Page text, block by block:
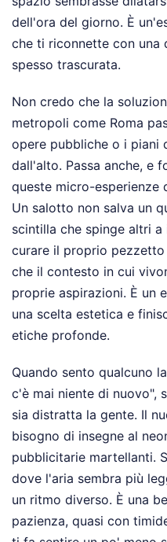
dell'ora del giorno. È
che ti riconnette con una
spesso trascurata.
Non credo che la
metropoli come Roma
opere pubbliche o i piani
dall'alto. Passa anche, e
queste micro-esperienze
Un salotto non salva un
scintilla che spinge altri
curare il proprio
che il contesto in cui
proprie aspirazioni. È un
una scelta estetica e
etiche profonde.
Quando sento qualcuno
c'è mai niente di nuovo",
sia distratta la gente. Il
bisogno di insegne al
pubblicitarie martellanti.
dove l'aria sembra più
un ritmo diverso. È una
pazienza, quasi con